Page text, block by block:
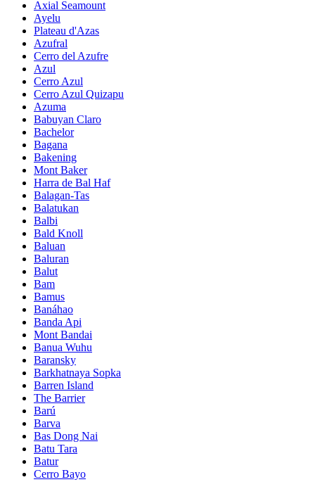
Axial Seamount
Ayelu
Plateau d'Azas
Azufral
Cerro del Azufre
Azul
Cerro Azul
Cerro Azul Quizapu
Azuma
Babuyan Claro
Bachelor
Bagana
Bakening
Mont Baker
Harra de Bal Haf
Balagan-Tas
Balatukan
Balbi
Bald Knoll
Baluan
Baluran
Balut
Bam
Bamus
Banáhao
Banda Api
Mont Bandai
Banua Wuhu
Baransky
Barkhatnaya Sopka
Barren Island
The Barrier
Barú
Barva
Bas Dong Nai
Batu Tara
Batur
Cerro Bayo